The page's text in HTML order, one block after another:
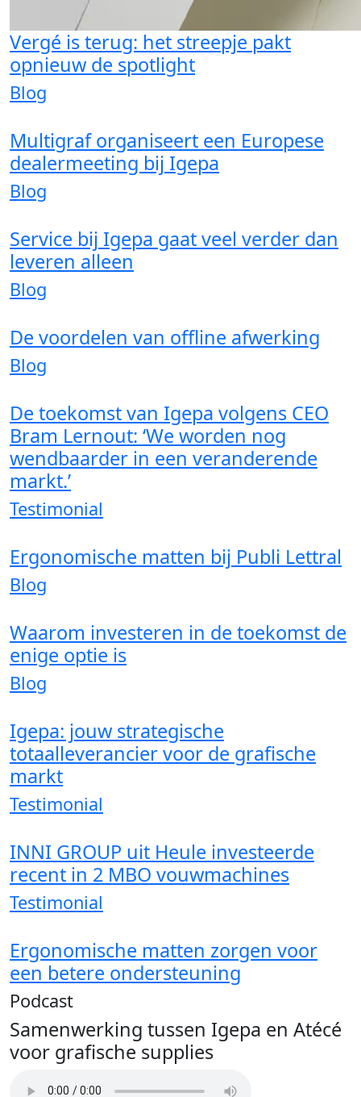
Vergé is terug: het streepje pakt
opnieuw de spotlight
Blog
Multigraf organiseert een Europese
dealermeeting bij Igepa
Blog
Service bij Igepa gaat veel verder dan
leveren alleen
Blog
De voordelen van offline afwerking
Blog
De toekomst van Igepa volgens CEO
Bram Lernout: ‘We worden nog
wendbaarder in een veranderende
markt.’
Testimonial
Ergonomische matten bij Publi Lettral
Blog
Waarom investeren in de toekomst de
enige optie is
Blog
Igepa: jouw strategische
totaalleverancier voor de grafische
markt
Testimonial
INNI GROUP uit Heule investeerde
recent in 2 MBO vouwmachines
Testimonial
Ergonomische matten zorgen voor
een betere ondersteuning
Podcast
Samenwerking tussen Igepa en Atécé
voor grafische supplies